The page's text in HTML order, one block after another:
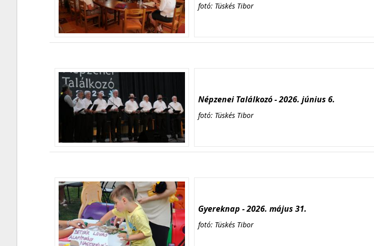
fotó: Tüskés Tibor
Népzenei Találkozó - 2026. június 6.
fotó: Tüskés Tibor
Gyereknap - 2026. május 31.
fotó: Tüskés Tibor